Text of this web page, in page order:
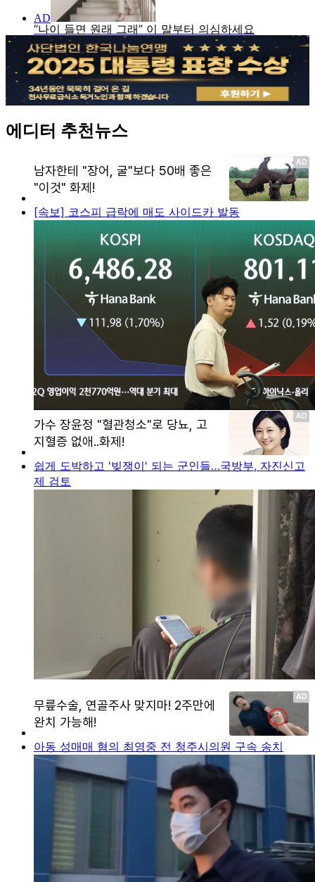
에디터 추천뉴스
[속보] 코스피 급락에 매도 사이드카 발동
쉽게 도박하고 '빚쟁이' 되는 군인들…국방부, 자진신고
제 검토
아동 성매매 혐의 최영중 전 청주시의원 구속 송치